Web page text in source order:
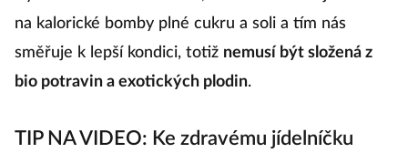
na kalorické bomby plné cukru a soli a tím nás
směřuje k lepší kondici, totiž nemusí být složená z
bio potravin a exotických plodin.
TIP NA VIDEO: Ke zdravému jídelníčku